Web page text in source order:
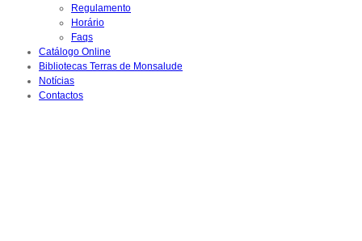
Regulamento
Horário
Faqs
Catálogo Online
Bibliotecas Terras de Monsalude
Notícias
Contactos